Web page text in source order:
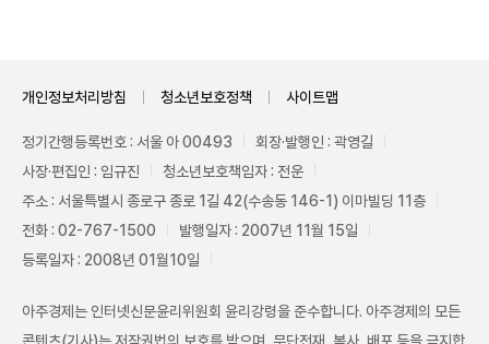
개인정보처리방침 청소년보호정책 사이트맵
정기간행등록번호 : 서울 아 00493
회장·발행인 : 곽영길
사장·편집인 : 임규진
청소년보호책임자 : 전운
주소 : 서울특별시 종로구 종로 1길 42(수송동 146-1) 이마빌딩 11층
전화 : 02-767-1500
발행일자 : 2007년 11월 15일
등록일자 : 2008년 01월10일
아주경제는 인터넷신문윤리위원회 윤리강령을 준수합니다. 아주경제의 모든